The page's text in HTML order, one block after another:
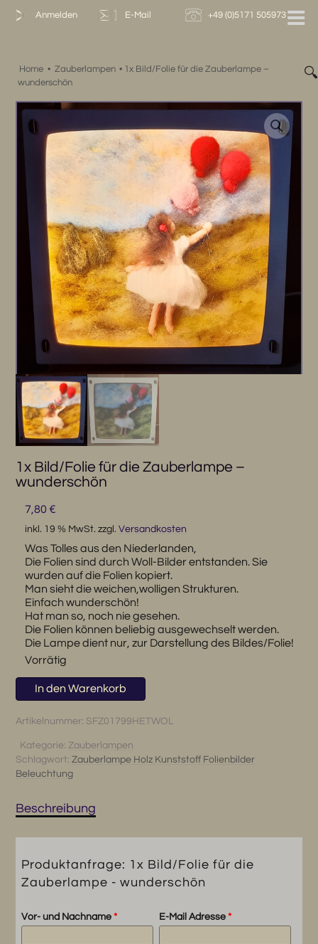
Zum
Anmelden E-Mail +49 (0)5171 505973
Home • Zauberlampen • 1x Bild/Folie für die Zauberlampe –
wunderschön
🔍
1x Bild/Folie für die Zauberlampe –
wunderschön
7,80 €
inkl. 19 % MwSt. zzgl. Versandkosten
Was Tolles aus den Niederlanden,
Die Folien sind durch Woll-Bilder entstanden. Sie
wurden auf die Folien kopiert.
Man sieht die weichen,wolligen Strukturen.
Einfach wunderschön!
Hat man so, noch nie gesehen.
Die Folien können beliebig ausgewechselt werden.
Die Lampe dient nur, zur Darstellung des Bildes/Folie!
Vorrätig
Bild/Folie
Zauberlampe
-
wunderschön
In den Warenkorb
Artikelnummer: SFZ01799HETWOL
Kategorie: Zauberlampen
Schlagwort:Zauberlampe Holz Kunststoff Folienbilder
Beleuchtung
Beschreibung
Produktanfrage: 1x Bild/Folie für die
Zauberlampe - wunderschön
Vor- und Nachname* E-Mail Adresse *